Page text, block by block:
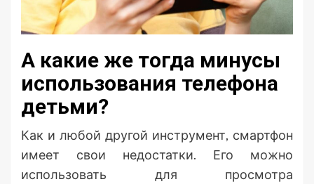
А какие же тогда минусы
использования телефона
детьми?
Как и любой другой инструмент, смартфон
имеет свои недостатки. Его можно
использовать для просмотра